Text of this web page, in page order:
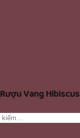
Rượu Vang Hibiscus